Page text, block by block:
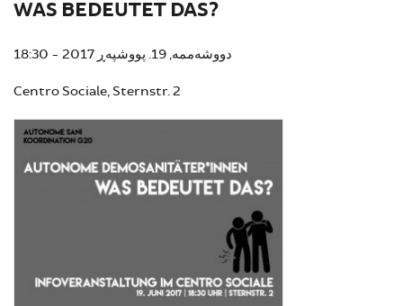
WAS BEDEUTET DAS?
دووشەممە, 19. پووشپەڕ 2017 - 18:30
Centro Sociale, Sternstr. 2